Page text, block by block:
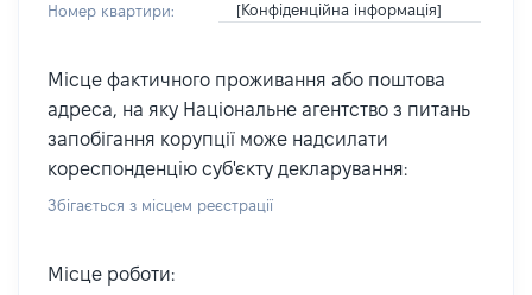
Номер квартири: [Конфіденційна інформація]
Місце фактичного проживання або поштова
адреса, на яку Національне агентство з питань
запобігання корупції може надсилати
кореспонденцію суб'єкту декларування:
Збігається з місцем реєстрації
Місце роботи: